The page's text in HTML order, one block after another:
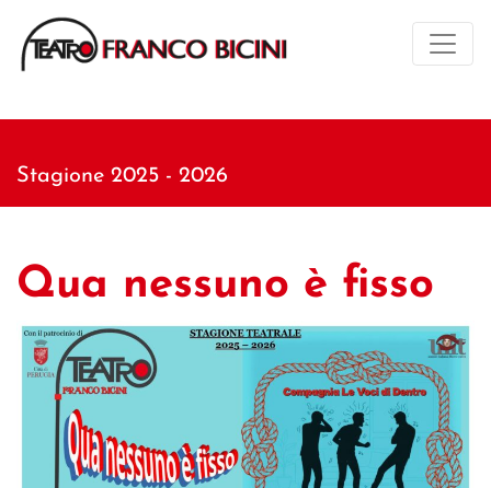
Stagione 2025 - 2026
Qua nessuno è fisso